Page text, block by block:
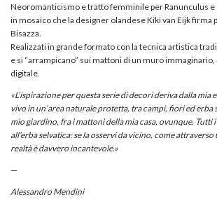
Neoromanticismo e tratto femminile per Ranunculus e
in mosaico che la designer olandese Kiki van Eijk firma
Bisazza.
Realizzati in grande formato con la tecnica artistica
e si “arrampicano” sui mattoni di un muro
digitale.
«L’ispirazione per questa serie di decori deriva dalla mia
vivo in un’area naturale protetta, tra campi, fiori ed erba
mio giardino, fra i mattoni della mia casa, ovunque. Tutti
all’erba selvatica: se la osservi da vicino, come
realtà è davvero incantevole.»
—
Alessandro Mendini